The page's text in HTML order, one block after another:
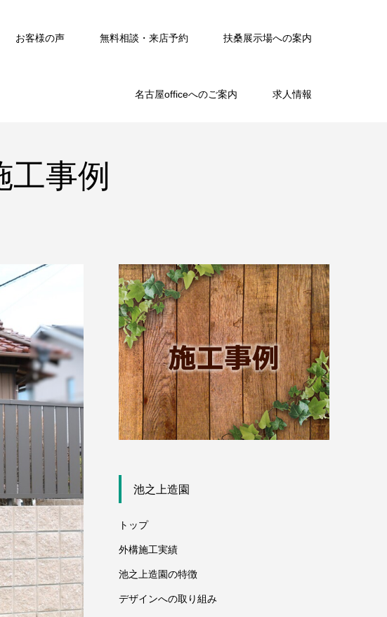
お客様の声 無料相談・来店予約 扶桑展示場への案内
名古屋officeへのご案内 求人情報
工事例
池之上造園
トップ
外構施工実績
池之上造園の特徴
デザインへの取り組み